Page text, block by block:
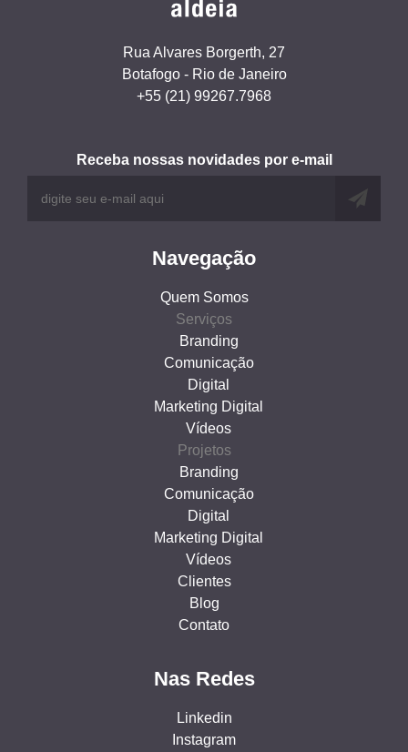
Rua Alvares Borgerth, 27
Botafogo - Rio de Janeiro
+55 (21) 99267.7968
Receba nossas novidades por e-mail
Navegação
Quem Somos
Serviços
Branding
Comunicação
Digital
Marketing Digital
Vídeos
Projetos
Branding
Comunicação
Digital
Marketing Digital
Vídeos
Clientes
Blog
Contato
Nas Redes
Linkedin
Instagram